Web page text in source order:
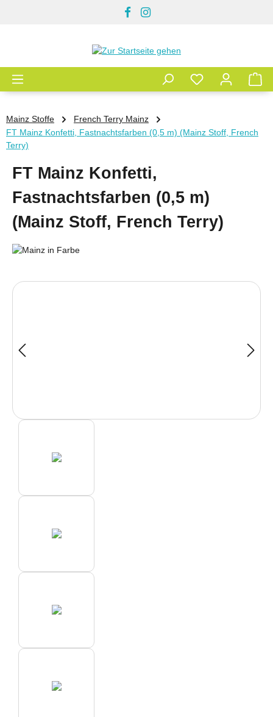
Mainz Stoffe
French Terry Mainz
FT Mainz Konfetti, Fastnachtsfarben (0,5 m) (Mainz Stoff, French
Terry)
FT Mainz Konfetti,
Fastnachtsfarben (0,5 m)
(Mainz Stoff, French Terry)
Bildergalerie überspringen